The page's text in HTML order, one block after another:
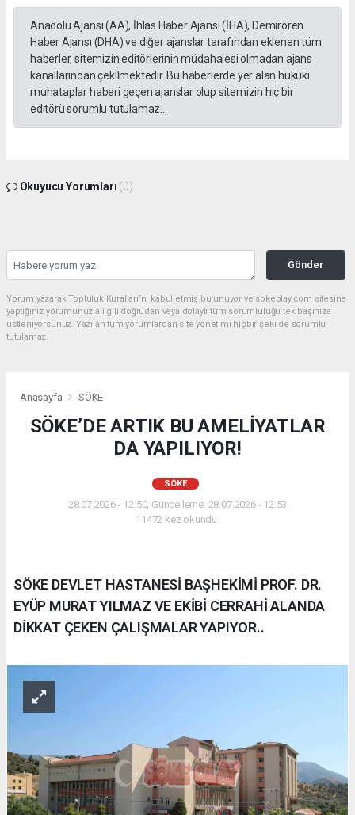
Anadolu Ajansı (AA), İhlas Haber Ajansı (İHA), Demirören
Haber Ajansı (DHA) ve diğer ajanslar tarafından eklenen tüm
haberler, sitemizin editörlerinin müdahalesi olmadan ajans
kanallarından çekilmektedir. Bu haberlerde yer alan hukuki
muhataplar haberi geçen ajanslar olup sitemizin hiç bir
editörü sorumlu tutulamaz...
Okuyucu Yorumları (0)
Gönder
Yorum yazarak Topluluk Kuralları’nı kabul etmiş bulunuyor ve sokeolay.com sitesine
yaptığınız yorumunuzla ilgili doğrudan veya dolaylı tüm sorumluluğu tek başınıza
üstleniyorsunuz. Yazılan tüm yorumlardan site yönetimi hiçbir şekilde sorumlu
tutulamaz.
Anasayfa SÖKE
SÖKE’DE ARTIK BU AMELİYATLAR
DA YAPILIYOR!
SÖKE
28.07.2026 - 12:50, Güncelleme: 28.07.2026 - 12:53
11472 kez okundu.
SÖKE DEVLET HASTANESİ BAŞHEKİMİ PROF. DR.
EYÜP MURAT YILMAZ VE EKİBİ CERRAHİ ALANDA
DİKKAT ÇEKEN ÇALIŞMALAR YAPIYOR..